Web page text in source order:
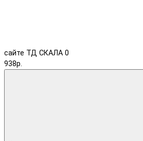
сайте ТД СКАЛА 0
938р.